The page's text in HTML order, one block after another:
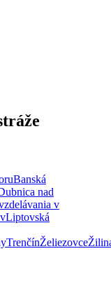
Banská
nad
v
Liptovská
TrenčínŽeliezovce